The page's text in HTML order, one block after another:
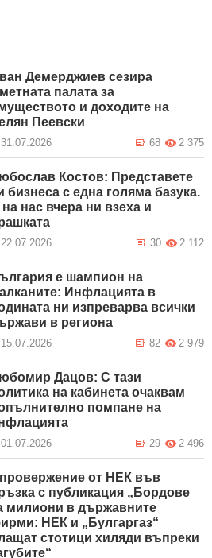
Демерджиев сезира
палата за
и доходите на
Пеевски
31.07.2026 2 375
68
Костов: Представете
бизнеса с една голяма базука.
нас вчера ни взеха и
22.07.2026 2 112
30
е шампион на
Инфлацията в
ни изпреварва всички
в региона
15.07.2026 2 979
82
Дацов: С тази
на кабинета очаквам
помпане на
01.07.2026 2 496
29
от НЕК във
с публикация „Бордове
милиони в държавните
НЕК и „Булгаргаз“
стотици хиляди въпреки